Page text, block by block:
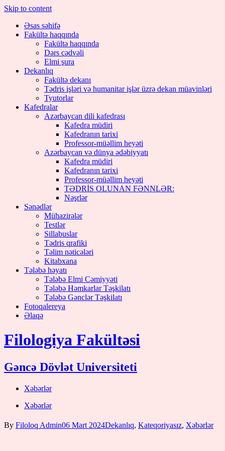
Skip to content
Əsas səhifə
Fakültə haqqında
Fakültə haqqında
Dərs cədvəli
Elmi şura
Dekanlıq
Fakültə dekanı
Tədris işləri və humanitar işlər üzrə dekan müavinləri
Tyutorlar
Kafedralar
Azərbaycan dili kafedrası
Kafedra müdiri
Kafedranın tarixi
Professor-müəllim heyəti
Azərbaycan və dünya ədəbiyyatı
Kafedra müdiri
Kafedranın tarixi
Professor-müəllim heyəti
TƏDRİS OLUNAN FƏNNLƏR:
Nəşrlər
Sənədlər
Mühazirələr
Testlər
Sillabuslar
Tədris qrafiki
Təlim nəticələri
Kitabxana
Tələbə həyatı
Tələbə Elmi Cəmiyyəti
Tələbə Həmkarlar Təşkilatı
Tələbə Gənclər Təşkilatı
Fotoqalereya
Əlaqə
Filologiya Fakültəsi
Gəncə Dövlət Universiteti
Xəbərlər
Xəbərlər
By Filoloq Admin06 Mart 2024Dekanlıq, Kateqoriyasız, Xəbərlər